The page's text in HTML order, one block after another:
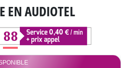
EN AUDIOTEL